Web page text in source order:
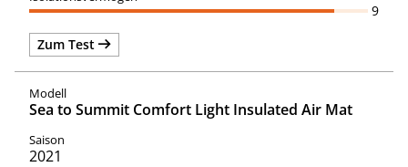
9
Zum Test
Sea to Summit Comfort Light Insulated Air Mat
2021